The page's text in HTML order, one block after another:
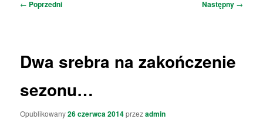
Nawigacja
← Poprzedni Następny →
Dwa srebra na zakończenie
sezonu…
Opublikowany26 czerwca 2014przezadmin